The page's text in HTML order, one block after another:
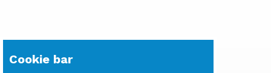
Cookie bar